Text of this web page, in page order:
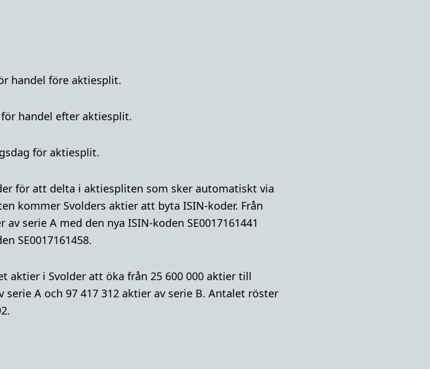
före aktiesplit.
efter aktiesplit.
för aktiesplit.
för att delta i aktiespliten som sker automatiskt via
kommer Svolders aktier att byta ISIN-koder. Från
serie A med den nya ISIN-koden SE0017161441
SE0017161458.
i Svolder att öka från 25 600 000 aktier till
serie A och 97 417 312 aktier av serie B. Antalet röster